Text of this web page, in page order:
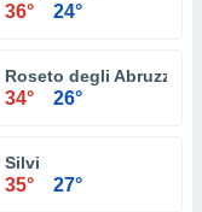
36° 24°
Roseto degli Abruzzi
34° 26°
Silvi
35° 27°